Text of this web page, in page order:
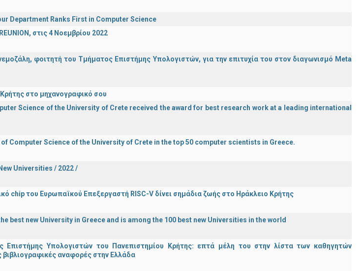
Department Ranks First in Computer Science
στις 4 Νοεμβρίου 2022
φοιτητή του Τμήματος Επιστήμης Υπολογιστών, για την επιτυχία του στον διαγωνισμό Meta
στο μηχανογραφικό σου
Science of the University of Crete received the award for best research work at a leading international
Computer Science of the University of Crete in the top 50 computer scientists in Greece.
Universities / 2022 /
chip του Ευρωπαϊκού Επεξεργαστή RISC-V δίνει σημάδια ζωής στο Ηράκλειο Κρήτης
best new University in Greece and is among the 100 best new Universities in the world
Επιστήμης Υπολογιστών του Πανεπιστημίου Κρήτης: επτά μέλη του στην λίστα των καθηγητών
αναφορές στην Ελλάδα